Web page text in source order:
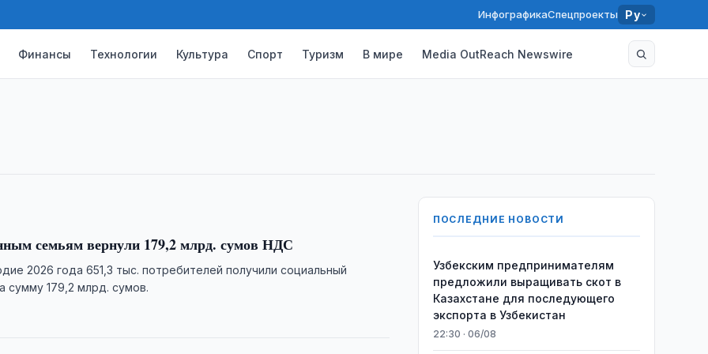
ИнфографикаСпецпроекты Ру
Финансы Технологии Культура Спорт Туризм В мире Media OutReach Newswire
1% с конца июля
семьям вернули 179,2 млрд. сумов НДС
2026 года 651,3 тыс. потребителей получили социальный
сумму 179,2 млрд. сумов.
ПОСЛЕДНИЕ НОВОСТИ
Узбекским предпринимателям
предложили выращивать скот в
Казахстане для последующего
экспорта в Узбекистан
22:30 · 06/08